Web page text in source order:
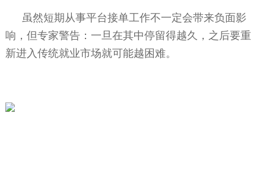
虽然短期从事平台接单工作不一定会带来负面影
响，但专家警告：一旦在其中停留得越久，之后要重
新进入传统就业市场就可能越困难。